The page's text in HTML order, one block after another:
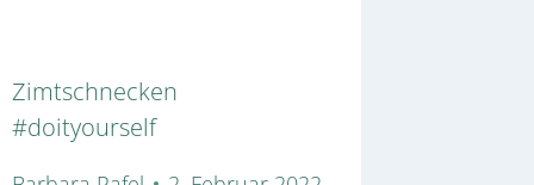
Zimtschnecken
#doityourself